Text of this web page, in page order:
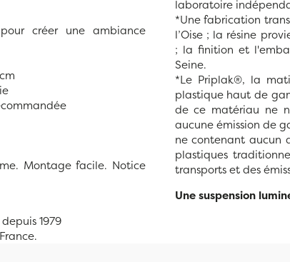
créer une ambiance
Montage facile. Notice
1979
laboratoire
*Une fabrication
l’Oise ; la résine
; la finition et
Seine.
*Le Priplak®, la
plastique haut de
de ce matériau ne
aucune émission de
ne contenant aucun
plastiques
transports et des
Une suspension